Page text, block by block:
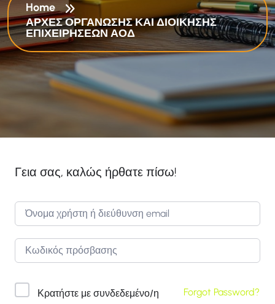
Home
ΑΡΧΕΣ ΟΡΓΑΝΩΣΗΣ ΚΑΙ ΔΙΟΙΚΗΣΗΣ
ΕΠΙΧΕΙΡΗΣΕΩΝ ΑΟΔ
Γεια σας, καλώς ήρθατε πίσω!
Κρατήστε με συνδεδεμένο/η Forgot Password?